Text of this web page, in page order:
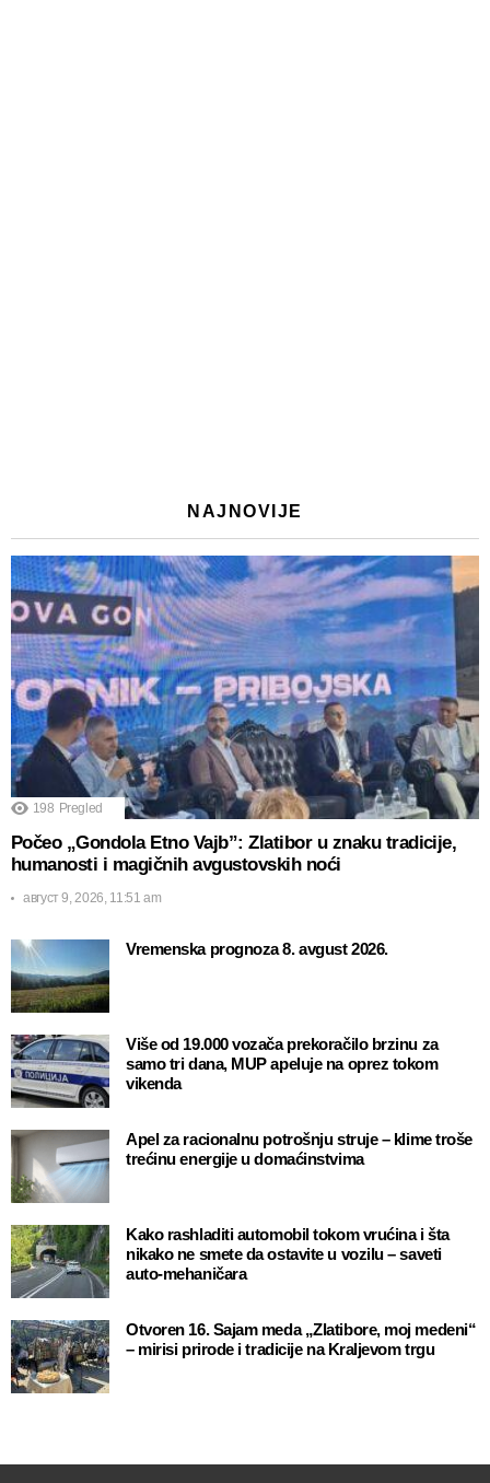
NAJNOVIJE
198 Pregled
Počeo „Gondola Etno Vajb”: Zlatibor u znaku tradicije,
humanosti i magičnih avgustovskih noći
август 9, 2026, 11:51 am
Vremenska prognoza 8. avgust 2026.
Više od 19.000 vozača prekoračilo brzinu za
samo tri dana, MUP apeluje na oprez tokom
vikenda
Apel za racionalnu potrošnju struje – klime troše
trećinu energije u domaćinstvima
Kako rashladiti automobil tokom vrućina i šta
nikako ne smete da ostavite u vozilu – saveti
auto-mehaničara
Otvoren 16. Sajam meda „Zlatibore, moj medeni“
– mirisi prirode i tradicije na Kraljevom trgu